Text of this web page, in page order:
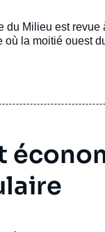
du Milieu est
où la moitié ouest